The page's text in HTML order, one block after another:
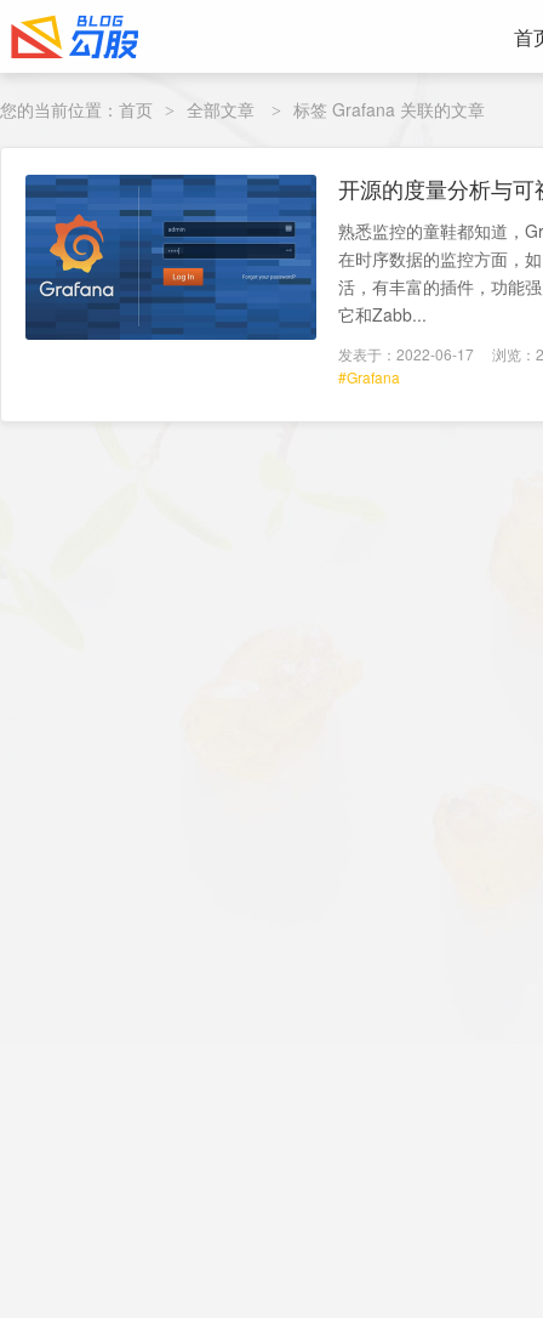
首
您的当前位置： 首页 > 全部文章 > 标签 Grafana 关联的文章
开源的度量分析与
熟悉监控的童鞋都知道，
在时序数据的监控方面，
活，有丰富的插件，功能
它和Zabb...
发表于：2022-06-17
浏览：
#Grafana